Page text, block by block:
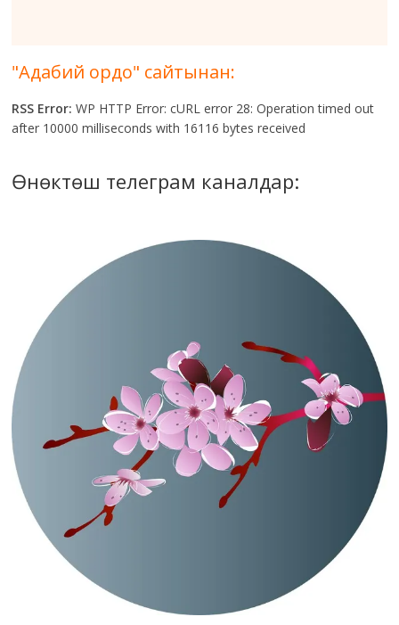
"Адабий ордо" сайтынан:
RSS Error: WP HTTP Error: cURL error 28: Operation timed out
after 10000 milliseconds with 16116 bytes received
Өнөктөш телеграм каналдар: